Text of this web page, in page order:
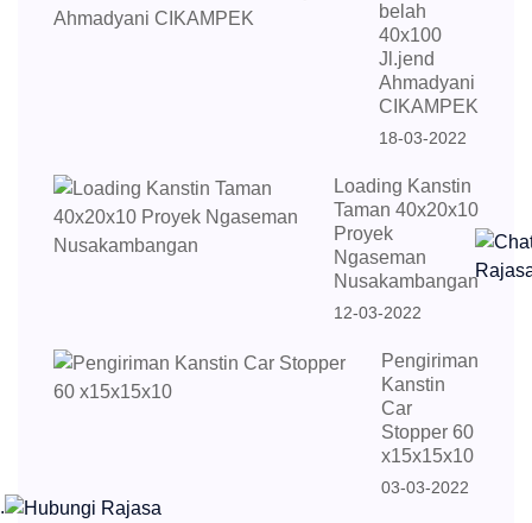
belah
40x100
Jl.jend
Ahmadyani
CIKAMPEK
18-03-2022
Loading Kanstin
Taman 40x20x10
Proyek
Ngaseman
Nusakambangan
12-03-2022
Pengiriman
Kanstin
Car
Stopper 60
x15x15x10
03-03-2022
.